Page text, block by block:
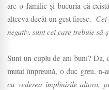
are o familie și bucuria că
altceva decât un gest firesc. Cei
negativ, sunt cei care trebuie
Sunt un cuplu de ani buni? Da,
mutat împreună, o duc greu, n-
cu vederea împlinirile altora,